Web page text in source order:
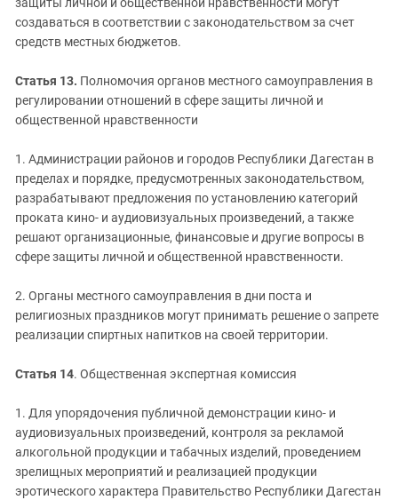
создаваться в соответствии с законодательством за счет
средств местных бюджетов.
Статья 13. Полномочия органов местного самоуправления в
регулировании отношений в сфере защиты личной и
общественной нравственности
1. Администрации районов и городов Республики Дагестан в
пределах и порядке, предусмотренных законодательством,
разрабатывают предложения по установлению категорий
проката кино- и аудиовизуальных произведений, а также
решают организационные, финансовые и другие вопросы в
сфере защиты личной и общественной нравственности.
2. Органы местного самоуправления в дни поста и
религиозных праздников могут принимать решение о запрете
реализации спиртных напитков на своей территории.
Статья 14. Общественная экспертная комиссия
1. Для упорядочения публичной демонстрации кино- и
аудиовизуальных произведений, контроля за рекламой
алкогольной продукции и табачных изделий, проведением
зрелищных мероприятий и реализацией продукции
эротического характера Правительство Республики Дагестан